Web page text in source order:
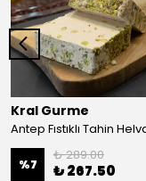
Kral Gurme
Antep Fıstıklı Tahin
%7
₺ 289.00
₺ 267.50